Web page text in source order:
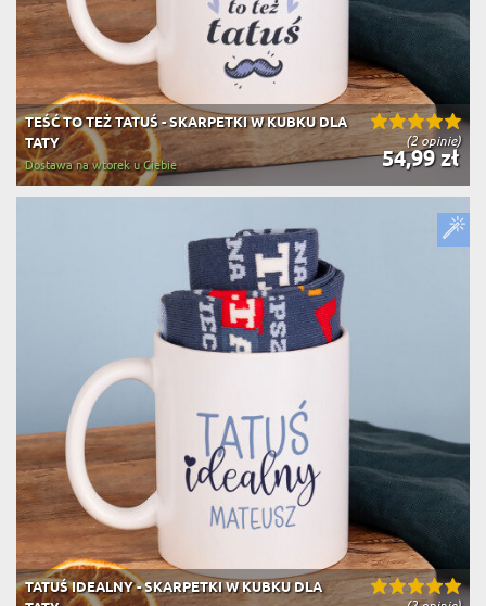
(2 opinie)
TEŚĆ TO TEŻ TATUŚ - SKARPETKI W KUBKU DLA
TATY
54,99 zł
Dostawa na wtorek u Ciebie
TATUŚ IDEALNY - SKARPETKI W KUBKU DLA